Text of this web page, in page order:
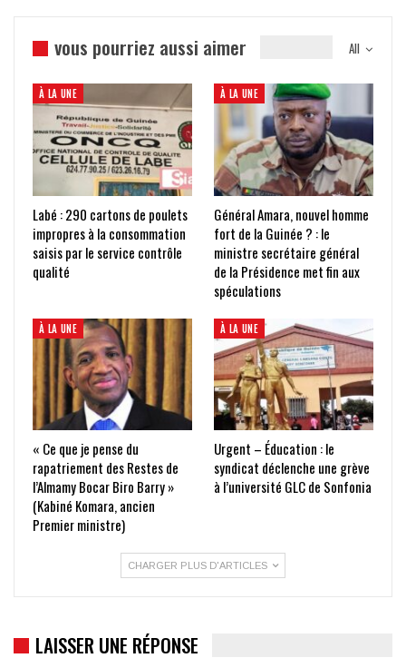
All
vous pourriez aussi aimer
À LA UNE
Labé : 290 cartons de poulets
impropres à la consommation
saisis par le service contrôle
qualité
À LA UNE
Général Amara, nouvel homme
fort de la Guinée ? : le
ministre secrétaire général
de la Présidence met fin aux
spéculations
À LA UNE
« Ce que je pense du
rapatriement des Restes de
l’Almamy Bocar Biro Barry »
(Kabiné Komara, ancien
Premier ministre)
À LA UNE
Urgent – Éducation : le
syndicat déclenche une grève
à l’université GLC de Sonfonia
CHARGER PLUS D'ARTICLES
LAISSER UNE RÉPONSE